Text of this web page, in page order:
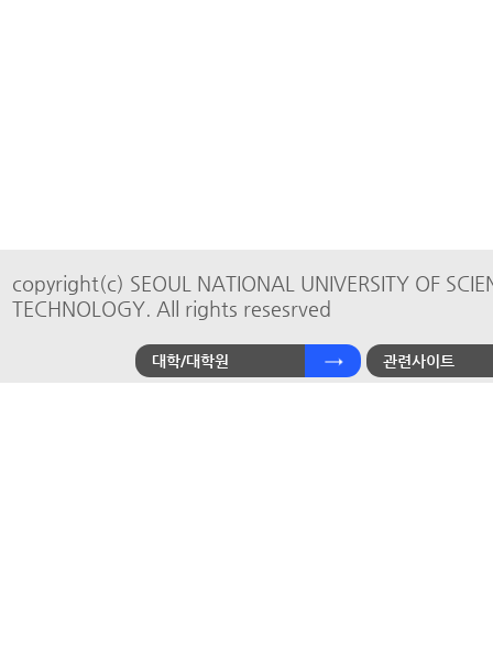
copyright(c) SEOUL NATIONAL UNIVERSITY OF
TECHNOLOGY. All rights resesrved
대학/대학원 관련사이트